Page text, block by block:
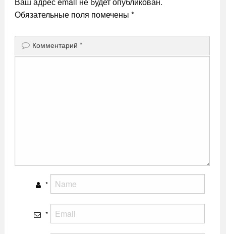
Обязательные поля помечены *
Комментарий *
*
*